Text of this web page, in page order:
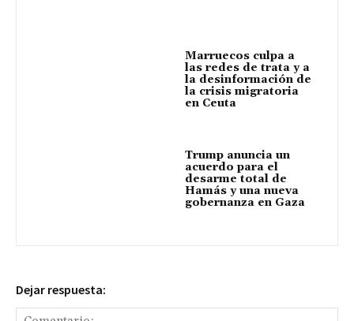
Marruecos culpa a
las redes de trata y a
la desinformación de
la crisis migratoria
en Ceuta
Trump anuncia un
acuerdo para el
desarme total de
Hamás y una nueva
gobernanza en Gaza
Dejar respuesta: